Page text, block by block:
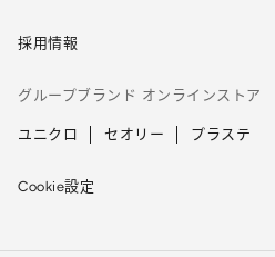
採用情報
グループブランド オンラインストア
ユニクロ セオリー プラステ
Cookie設定